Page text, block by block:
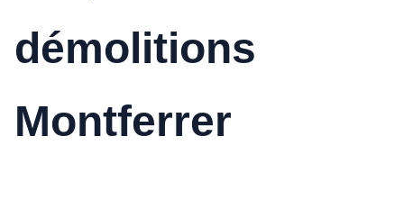
démolitions
Montferrer